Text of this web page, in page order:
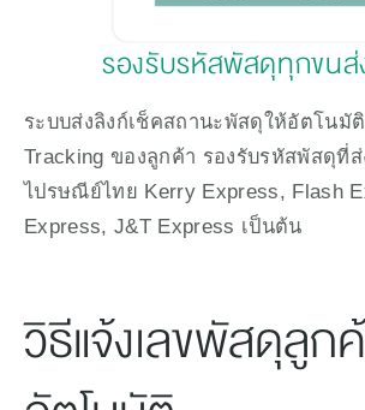
รองรับรหัสพัสดุทุกขนส่
ระบบส่งลิงก์เช็คสถานะพัสดุให้อัตโนมั
Tracking ของลูกค้า รองรับรหัสพัสดุที่
ไปรษณีย์ไทย Kerry Express, Flash
Express, J&T Express เป็นต้น
วิธีแจ้งเลขพัสดุลูก